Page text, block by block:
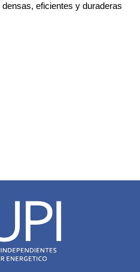
eficientes y duraderas